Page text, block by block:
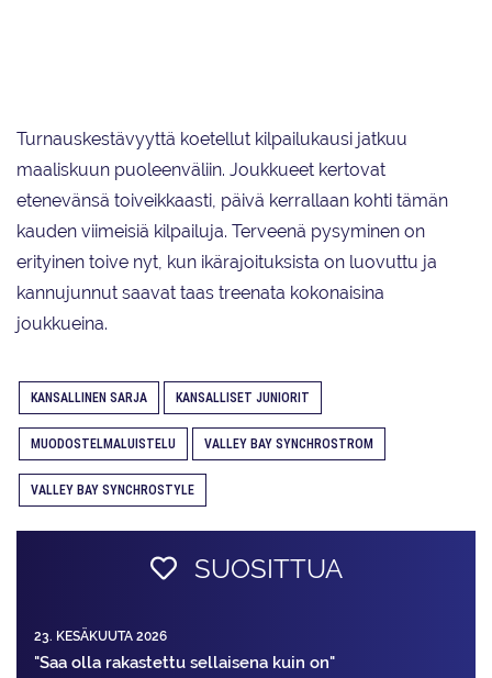
Turnauskestävyyttä koetellut kilpailukausi jatkuu
maaliskuun puoleenväliin. Joukkueet kertovat
etenevänsä toiveikkaasti, päivä kerrallaan kohti tämän
kauden viimeisiä kilpailuja. Terveenä pysyminen on
erityinen toive nyt, kun ikärajoituksista on luovuttu ja
kannujunnut saavat taas treenata kokonaisina
joukkueina.
KANSALLINEN SARJA KANSALLISET JUNIORIT
MUODOSTELMALUISTELU VALLEY BAY SYNCHROSTROM
VALLEY BAY SYNCHROSTYLE
SUOSITTUA
23. KESÄKUUTA 2026
"Saa olla rakastettu sellaisena kuin on"